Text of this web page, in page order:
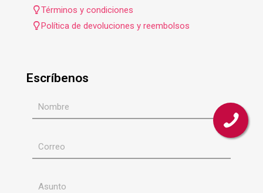
Términos y condiciones
Política de devoluciones y reembolsos
Escríbenos